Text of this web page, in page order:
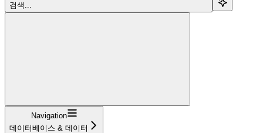
검색...
Navigation
데이터베이스 & 데이터